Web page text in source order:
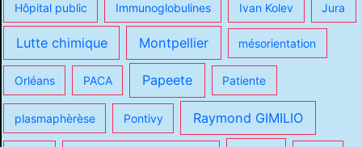
Hôpital public Immunoglobulines Ivan Kolev Jura
Lutte chimique Montpellier mésorientation
Orléans PACA Papeete Patiente
plasmaphèrèse Pontivy Raymond GIMILIO